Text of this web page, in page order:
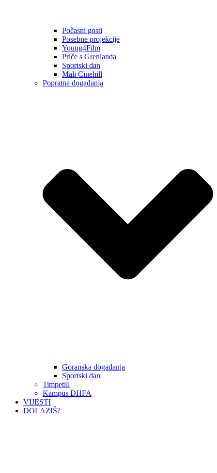
Počasni gosti
Posebne projekcije
Young4Film
Priče s Grenlanda
Sportski dan
Mali Cinehill
Popratna događanja
Goranska događanja
Sportski dan
Timpetill
Kampus DHFA
VIJESTI
DOLAZIŠ?